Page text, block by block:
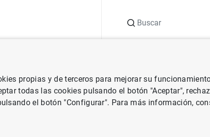
Notas de prensa del Banco de España El Informe de
propias y de terceros para mejorar su
todas las cookies pulsando el botón "Aceptar",
el botón "Configurar". Para más información,